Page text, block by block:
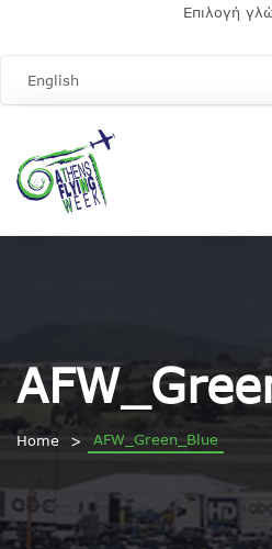
Επιλογή
Home AFW_Green_Blue